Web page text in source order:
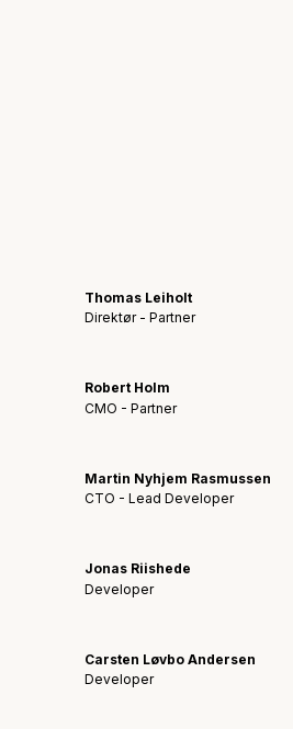
Thomas Leiholt
Direktør - Partner
Robert Holm
CMO - Partner
Martin Nyhjem Rasmussen
CTO - Lead Developer
Jonas Riishede
Developer
Carsten Løvbo Andersen
Developer